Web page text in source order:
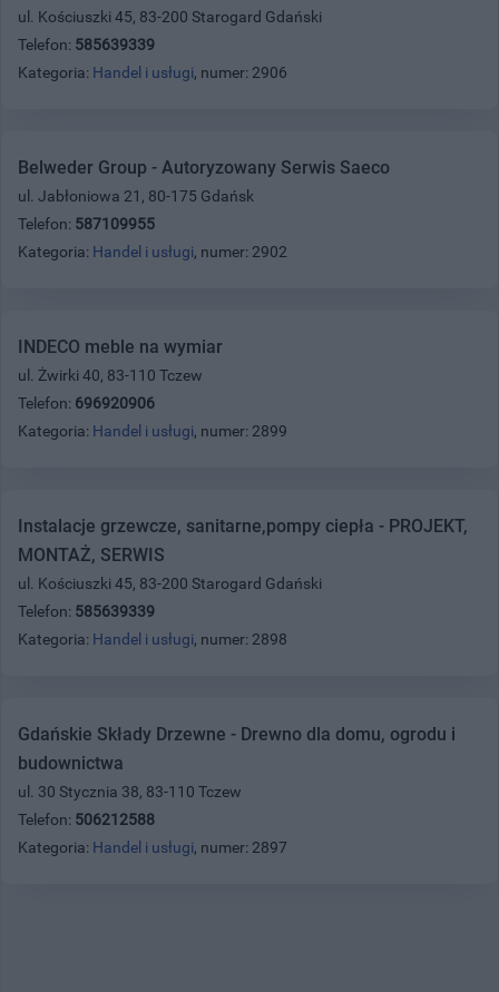
ul. Kościuszki 45, 83-200 Starogard Gdański
Telefon: 585639339
Kategoria: Handel i usługi, numer: 2906
Belweder Group - Autoryzowany Serwis Saeco
ul. Jabłoniowa 21, 80-175 Gdańsk
Telefon: 587109955
Kategoria: Handel i usługi, numer: 2902
INDECO meble na wymiar
ul. Żwirki 40, 83-110 Tczew
Telefon: 696920906
Kategoria: Handel i usługi, numer: 2899
Instalacje grzewcze, sanitarne,pompy ciepła - PROJEKT,
MONTAŻ, SERWIS
ul. Kościuszki 45, 83-200 Starogard Gdański
Telefon: 585639339
Kategoria: Handel i usługi, numer: 2898
Gdańskie Składy Drzewne - Drewno dla domu, ogrodu i
budownictwa
ul. 30 Stycznia 38, 83-110 Tczew
Telefon: 506212588
Kategoria: Handel i usługi, numer: 2897